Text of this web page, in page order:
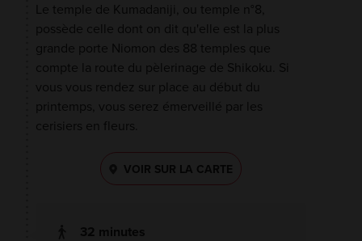
Le temple de Kumadaniji, ou temple n°8,
possède celle dont on dit qu'elle est la plus
grande porte Niomon des 88 temples que
compte la route du pèlerinage de Shikoku. Si
vous vous rendez sur place au début du
printemps, vous serez émerveillé par les
cerisiers en fleurs.
VOIR SUR LA CARTE
32 minutes